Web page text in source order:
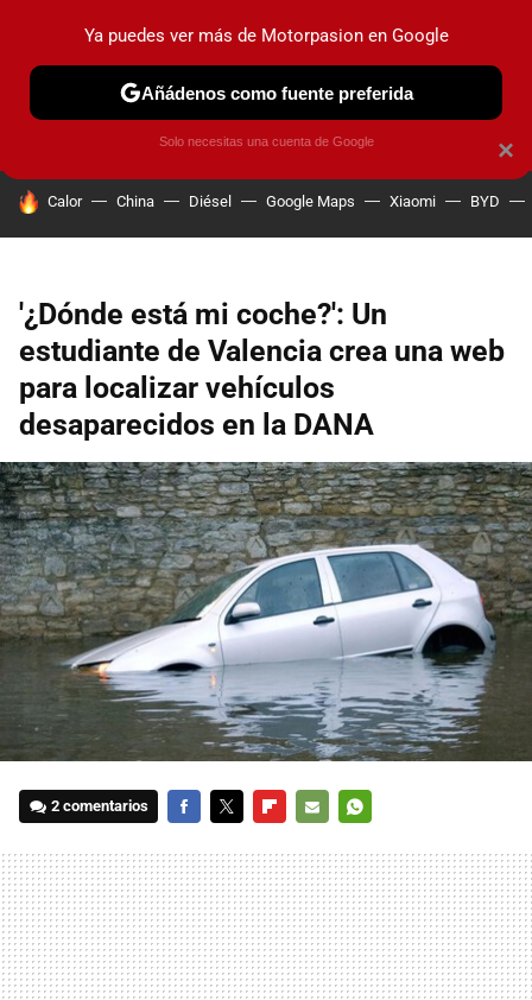
PRUEBAS COCHES ELÉCTRICOS OBSERVATORIO
HOY SE HABLA DE
Calor China Diésel Google Maps Xiaomi BYD
'¿Dónde está mi coche?': Un
estudiante de Valencia crea una web
para localizar vehículos
desaparecidos en la DANA
2 comentarios
MAIL
×
Ya puedes ver más de Motorpasion en Google
Añádenos como fuente preferida
Solo necesitas una cuenta de Google